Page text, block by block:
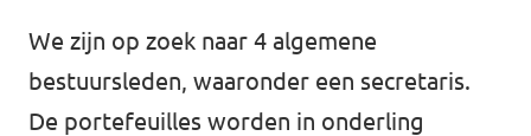
We zijn op zoek naar 4 algemene
bestuursleden, waaronder een secretaris.
De portefeuilles worden in onderling